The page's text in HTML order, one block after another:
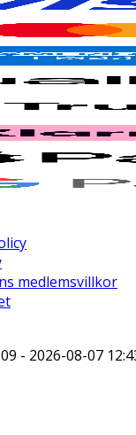
medlemsvillkor
- 2026-08-07